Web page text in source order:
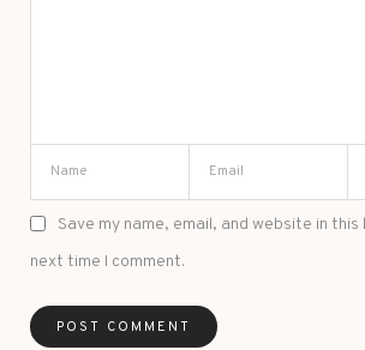
Save my name, email, and website in
next time I comment.